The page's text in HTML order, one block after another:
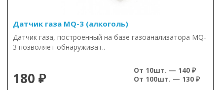
Датчик газа MQ-3 (алкоголь)
Датчик газа, построенный на базе газоанализатора MQ-
3 позволяет обнаруживат..
180 ₽
От 10шт. — 140 ₽
От 100шт. — 130 ₽